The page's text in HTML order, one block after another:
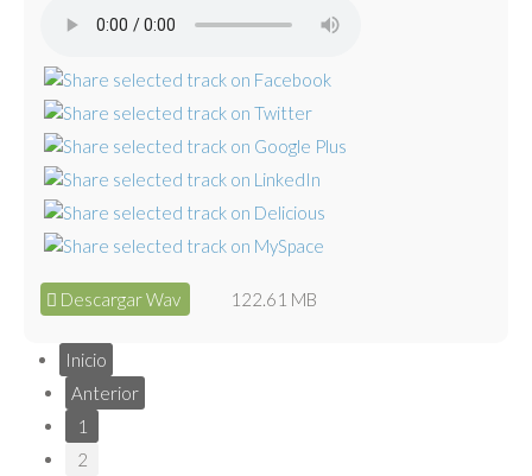
Descargar Wav 122.61 MB
Inicio
Anterior
1
2